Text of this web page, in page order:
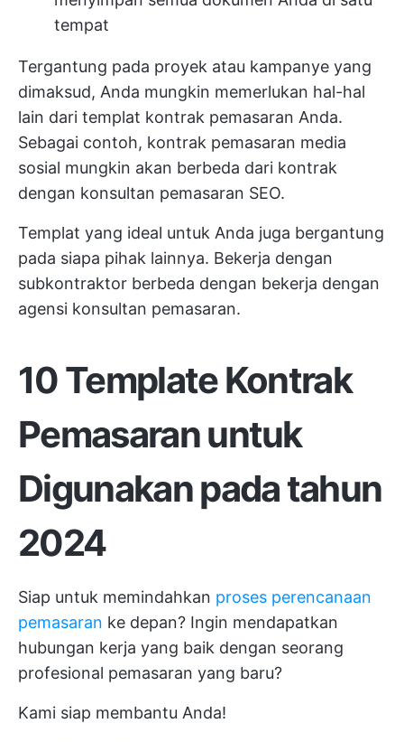
tempat
Tergantung pada proyek atau kampanye yang
dimaksud, Anda mungkin memerlukan hal-hal
lain dari templat kontrak pemasaran Anda.
Sebagai contoh, kontrak pemasaran media
sosial mungkin akan berbeda dari kontrak
dengan konsultan pemasaran SEO.
Templat yang ideal untuk Anda juga bergantung
pada siapa pihak lainnya. Bekerja dengan
subkontraktor berbeda dengan bekerja dengan
agensi konsultan pemasaran.
10Template Kontrak
Pemasaranuntuk
Digunakan pada tahun
2024
Siap untuk memindahkan proses perencanaan
pemasaran ke depan? Ingin mendapatkan
hubungan kerja yang baik dengan seorang
profesional pemasaran yang baru?
Kami siap membantu Anda!